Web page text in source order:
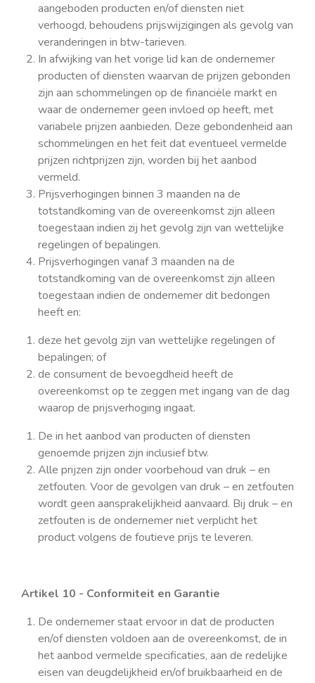
aangeboden producten en/of diensten niet
verhoogd, behoudens prijswijzigingen als gevolg van
veranderingen in btw-tarieven.
In afwijking van het vorige lid kan de ondernemer
producten of diensten waarvan de prijzen gebonden
zijn aan schommelingen op de financiële markt en
waar de ondernemer geen invloed op heeft, met
variabele prijzen aanbieden. Deze gebondenheid aan
schommelingen en het feit dat eventueel vermelde
prijzen richtprijzen zijn, worden bij het aanbod
vermeld.
Prijsverhogingen binnen 3 maanden na de
totstandkoming van de overeenkomst zijn alleen
toegestaan indien zij het gevolg zijn van wettelijke
regelingen of bepalingen.
Prijsverhogingen vanaf 3 maanden na de
totstandkoming van de overeenkomst zijn alleen
toegestaan indien de ondernemer dit bedongen
heeft en:
deze het gevolg zijn van wettelijke regelingen of
bepalingen; of
de consument de bevoegdheid heeft de
overeenkomst op te zeggen met ingang van de dag
waarop de prijsverhoging ingaat.
De in het aanbod van producten of diensten
genoemde prijzen zijn inclusief btw.
Alle prijzen zijn onder voorbehoud van druk – en
zetfouten. Voor de gevolgen van druk – en zetfouten
wordt geen aansprakelijkheid aanvaard. Bij druk – en
zetfouten is de ondernemer niet verplicht het
product volgens de foutieve prijs te leveren.
Artikel 10 - Conformiteit en Garantie
De ondernemer staat ervoor in dat de producten
en/of diensten voldoen aan de overeenkomst, de in
het aanbod vermelde specificaties, aan de redelijke
eisen van deugdelijkheid en/of bruikbaarheid en de